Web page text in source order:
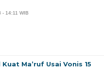
- 14:11 WIB
Ma’ruf Usai Vonis 15